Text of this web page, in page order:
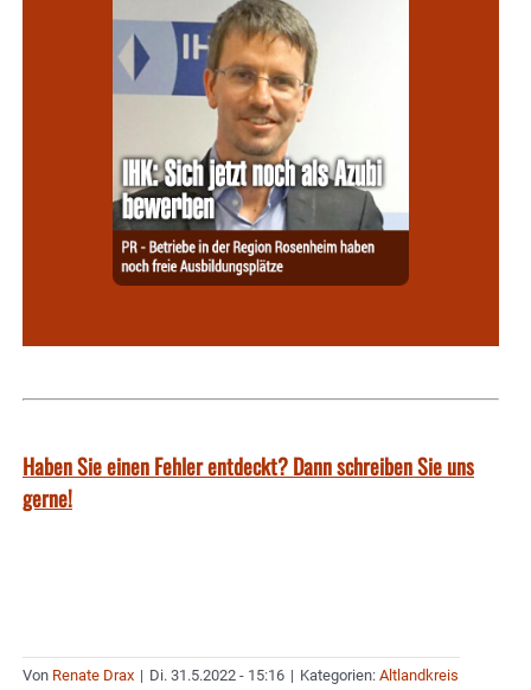
Haben Sie einen Fehler entdeckt? Dann schreiben Sie uns
gerne!
Von Renate Drax | Di. 31.5.2022 - 15:16 | Kategorien: Altlandkreis